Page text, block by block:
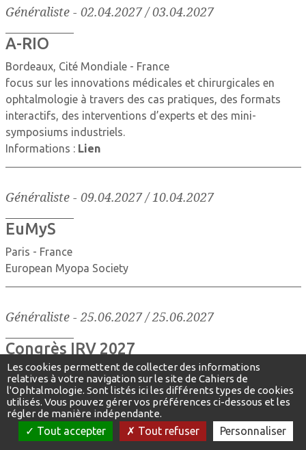
Généraliste- 02.04.2027 / 03.04.2027
A-RIO
Bordeaux, Cité Mondiale - France
focus sur les innovations médicales et chirurgicales en
ophtalmologie à travers des cas pratiques, des formats
interactifs, des interventions d’experts et des mini-
symposiums industriels.
Informations : Lien
Généraliste- 09.04.2027 / 10.04.2027
EuMyS
Paris - France
European Myopa Society
Généraliste-25.06.2027 / 25.06.2027
Congrès IRV 2027
Saint-Émilion - France
Informations :Lien
Les cookies permettent de collecter des informations
relatives à votre navigation sur le site de Cahiers de
l'Ophtalmologie. Sont listés ici les différents types de cookies
utilisés. Vous pouvez gérer vos préférences ci-dessous et les
régler de manière indépendante.
Tout accepter Tout refuser Personnaliser